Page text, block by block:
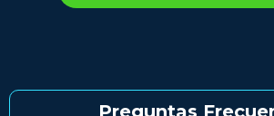
Preguntas